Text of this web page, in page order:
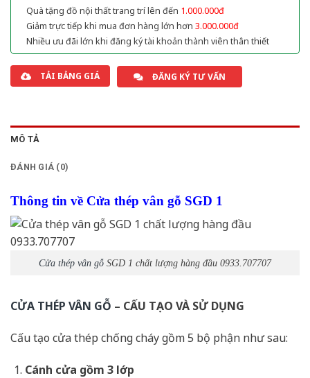
Quà tặng đồ nội thất trang trí lên đến 1.000.000đ
Giảm trực tiếp khi mua đơn hàng lớn hơn 3.000.000đ
Nhiều ưu đãi lớn khi đăng ký tài khoản thành viên thân thiết
TẢI BẢNG GIÁ ĐĂNG KÝ TƯ VẤN
MÔ TẢ
ĐÁNH GIÁ (0)
Thông tin về Cửa thép vân gỗ SGD 1
Cửa thép vân gỗ SGD 1 chất lượng hàng đầu 0933.707707
CỬA THÉP VÂN GỖ – CẤU TẠO VÀ SỬ DỤNG
Cấu tạo cửa thép chống cháy gồm 5 bộ phận như sau:
Cánh cửa gồm 3 lớp